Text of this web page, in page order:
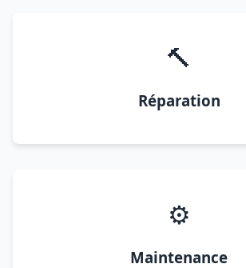
🔨
Réparation
⚙️
Maintenance